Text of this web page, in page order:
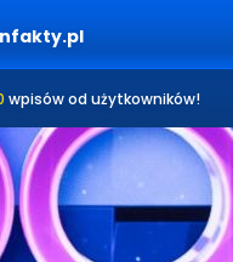
wpisów od użytkowników!